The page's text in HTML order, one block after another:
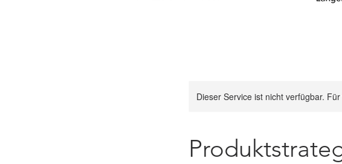
Dieser Service ist nicht verfügbar.